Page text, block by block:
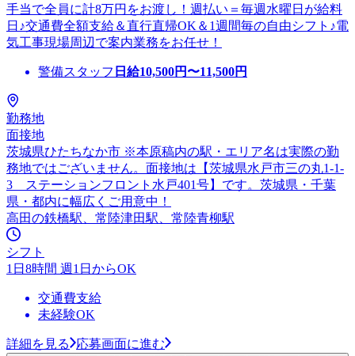
手当で全員に計8万円をお渡し！週払い＝毎週水曜日が給料
日♪交通費全額支給＆直行直帰OK＆1週間毎の自由シフト♪電
気工事現場周辺で案内業務をお任せ！
警備スタッフ 日給10,500円〜11,500円
勤務地
面接地
茨城県ひたちなか市 ※本原稿内の駅・エリア名は実際の勤
務地ではございません。面接地は【茨城県水戸市三の丸1-1-
3 ステーションフロント水戸401号】です。茨城県・千葉
県・都内に幅広くご用意中！
高田の鉄橋駅、常陸津田駅、常陸青柳駅
シフト
1日8時間 週1日からOK
交通費支給
未経験OK
詳細を見る 応募画面に進む